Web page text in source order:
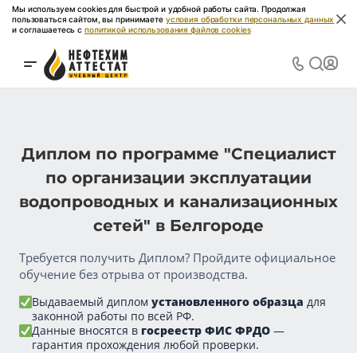
Мы используем cookies для быстрой и удобной работы сайта. Продолжая
пользоваться сайтом, вы принимаете условия обработки персональных данных
и соглашаетесь с политикой использования файлов cookies
Диплом по программе "Специалист
по организации эксплуатации
водопроводных и канализационных
сетей" в Белгороде
Требуется получить Диплом? Пройдите официальное
обучение без отрыва от производства.
Выдаваемый диплом установленного образца для
законной работы по всей РФ.
Данные вносятся в госреестр ФИС ФРДО —
гарантия прохождения любой проверки.